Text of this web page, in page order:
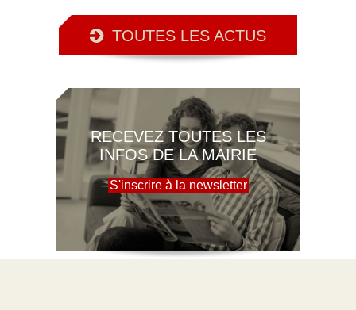
TOUTES LES ACTUS
RECEVEZ TOUTES LES
INFOS DE LA MAIRIE
S'inscrire à la newsletter